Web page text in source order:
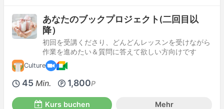
あなたのブックプロジェクト(二回目以
降）
初回を受講くださり、どんどんレッスンを受けながら
作業を進めたい＆質問に答えて欲しい方向けです
Culture
45 Min. 1,800P
Kurs buchen Mehr